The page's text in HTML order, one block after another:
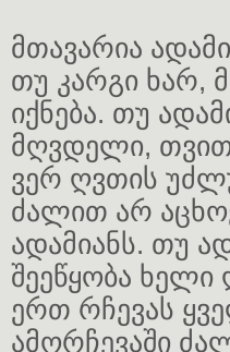
მთავარია
თუ კარგი ხარ,
იქნება. თუ
მღვდელი, თვით
ვერ ღვთის
ძალით არ
ადამიანს. თუ
შეეწყობა ხელი
ერთ რჩევას
ამორჩევაში